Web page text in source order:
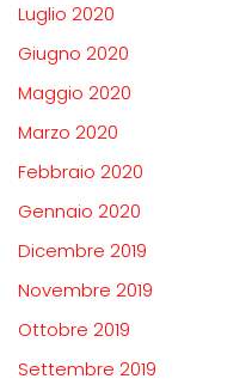
Luglio 2020
Giugno 2020
Maggio 2020
Marzo 2020
Febbraio 2020
Gennaio 2020
Dicembre 2019
Novembre 2019
Ottobre 2019
Settembre 2019